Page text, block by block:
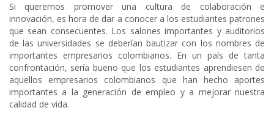
Si queremos promover una cultura de colaboración e
innovación, es hora de dar a conocer a los estudiantes patrones
que sean consecuentes. Los salones importantes y auditorios
de las universidades se deberían bautizar con los nombres de
importantes empresarios colombianos. En un país de tanta
confrontación, sería bueno que los estudiantes aprendiesen de
aquellos empresarios colombianos que han hecho aportes
importantes a la generación de empleo y a mejorar nuestra
calidad de vida.